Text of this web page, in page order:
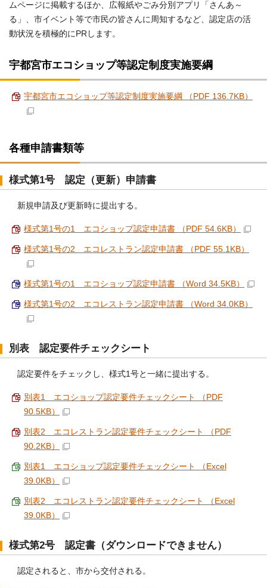
ムページに掲載するほか、広報紙やごみ分別アプリ「さんあ～
る」、市イベント等で市民の皆さんに周知するなど、認定店の活
動状況を積極的にPRします。
宇都宮市エコショップ等認定制度実施要綱
宇都宮市エコショップ等認定制度実施要綱 （PDF 136.7KB）
各種申請書類等
様式第1号 認定（更新）申請書
新規申請及び更新時に提出する。
様式第1号の1 エコショップ認定申請書 （PDF 54.6KB）
様式第1号の2 エコレストラン認定申請書 （PDF 55.1KB）
様式第1号の1 エコショップ認定申請書 （Word 34.5KB）
様式第1号の2 エコレストラン認定申請書 （Word 34.0KB）
別表 認定要件チェックシート
認定要件をチェックし、様式1号と一緒に提出する。
別表1 エコショップ認定要件チェックシート （PDF
90.5KB）
別表2 エコレストラン認定要件チェックシート （PDF
90.2KB）
別表1 エコショップ認定要件チェックシート （Excel
39.0KB）
別表2 エコレストラン認定要件チェックシート （Excel
39.0KB）
様式第2号 認定書（ダウンロードできません）
認定されると、市から交付される。